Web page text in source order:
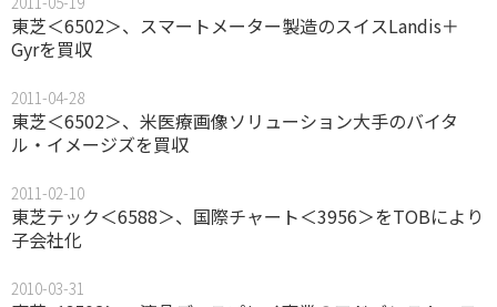
東芝＜6502＞、スマートメーター製造のスイスLandis＋
Gyrを買収
2011-04-28
東芝＜6502＞、米医療画像ソリューション大手のバイタ
ル・イメージズを買収
2011-02-10
東芝テック＜6588＞、国際チャート＜3956＞をTOBにより
子会社化
2010-03-31